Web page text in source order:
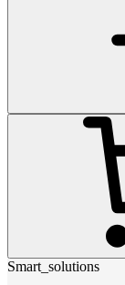
Smart_solutions